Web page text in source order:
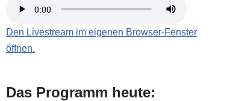
Den Livestream im eigenen Browser-Fenster
öffnen.
Das Programm heute: